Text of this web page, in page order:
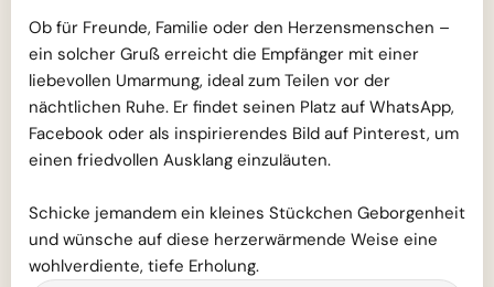
Ob für Freunde, Familie oder den Herzensmenschen –
ein solcher Gruß erreicht die Empfänger mit einer
liebevollen Umarmung, ideal zum Teilen vor der
nächtlichen Ruhe. Er findet seinen Platz auf WhatsApp,
Facebook oder als inspirierendes Bild auf Pinterest, um
einen friedvollen Ausklang einzuläuten.
Schicke jemandem ein kleines Stückchen Geborgenheit
und wünsche auf diese herzerwärmende Weise eine
wohlverdiente, tiefe Erholung.